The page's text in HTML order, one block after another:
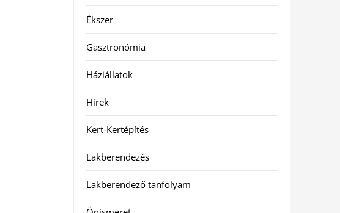
Ékszer
Gasztronómia
Háziállatok
Hírek
Kert-Kertépítés
Lakberendezés
Lakberendező tanfolyam